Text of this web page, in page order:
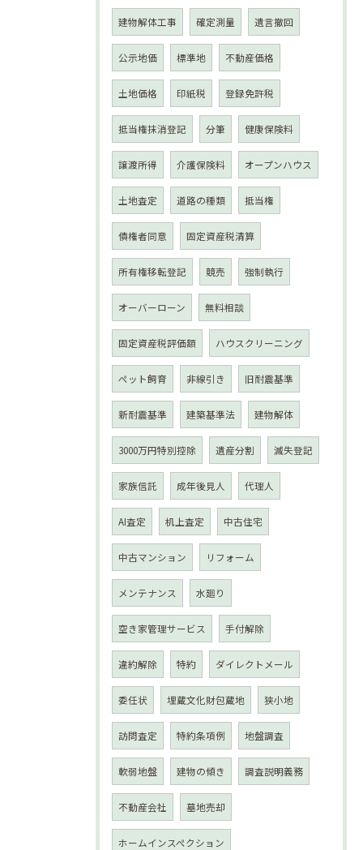
建物解体工事 確定測量 遺言撤回
公示地価 標準地 不動産価格
土地価格 印紙税 登録免許税
抵当権抹消登記 分筆 健康保険料
譲渡所得 介護保険料 オープンハウス
土地査定 道路の種類 抵当権
債権者同意 固定資産税清算
所有権移転登記 競売 強制執行
オーバーローン 無料相談
固定資産税評価額 ハウスクリーニング
ペット飼育 非線引き 旧耐震基準
新耐震基準 建築基準法 建物解体
3000万円特別控除 遺産分割 滅失登記
家族信託 成年後見人 代理人
AI査定 机上査定 中古住宅
中古マンション リフォーム
メンテナンス 水廻り
空き家管理サービス 手付解除
違約解除 特約 ダイレクトメール
委任状 埋蔵文化財包蔵地 狭小地
訪問査定 特約条項例 地盤調査
軟弱地盤 建物の傾き 調査説明義務
不動産会社 墓地売却
ホームインスペクション